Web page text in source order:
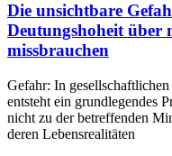
Die unsichtbare
Deutungshoheit über
missbrauchen
Gefahr: In
entsteht ein grundlegendes
nicht zu der betreffenden
deren Lebensrealitäten